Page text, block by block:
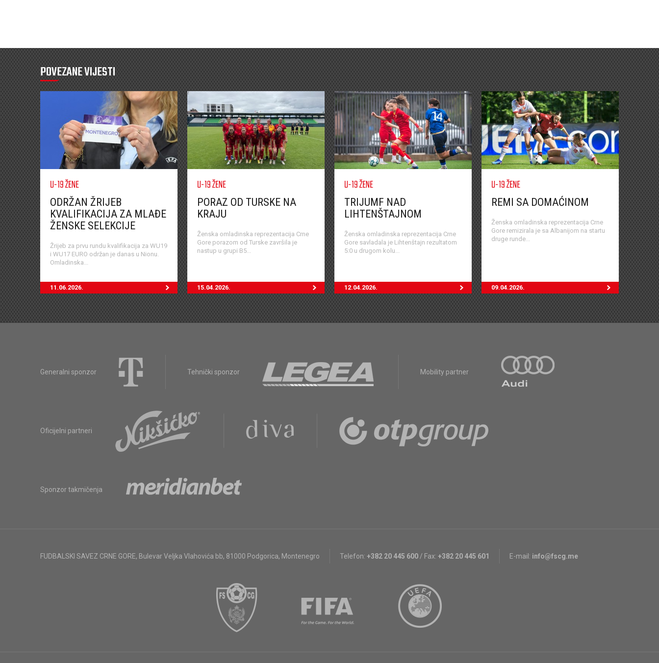
POVEZANE VIJESTI
U-19 ŽENE
ODRŽAN ŽRIJEB
KVALIFIKACIJA ZA MLAĐE
ŽENSKE SELEKCIJE
Žrijeb za prvu rundu kvalifikacija za WU19
i WU17 EURO održan je danas u Nionu.
Omladinska...
11.06.2026.
U-19 ŽENE
PORAZ OD TURSKE NA
KRAJU
Ženska omladinska reprezentacija Crne
Gore porazom od Turske završila je
nastup u grupi B5...
15.04.2026.
U-19 ŽENE
TRIJUMF NAD
LIHTENŠTAJNOM
Ženska omladinska reprezentacija Crne
Gore savladala je Lihtenštajn rezultatom
5:0 u drugom kolu...
12.04.2026.
U-19 ŽENE
REMI SA DOMAĆINOM
Ženska omladinska reprezentacija Crne
Gore remizirala je sa Albanijom na startu
druge runde...
09.04.2026.
Generalni sponzor Tehnički sponzor Mobility partner
Oficijelni partneri
Sponzor takmičenja
FUDBALSKI SAVEZ CRNE GORE, Bulevar Veljka Vlahovića bb, 81000 Podgorica, Montenegro Telefon: +382 20 445 600/ Fax: +382 20 445 601 E-mail: info@fscg.me